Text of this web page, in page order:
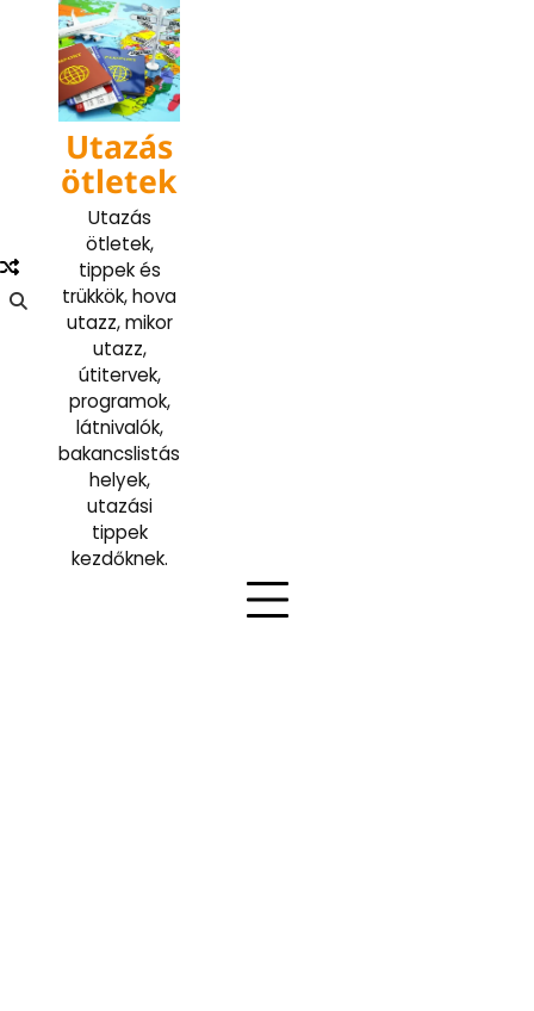
content
Utazás
ötletek
Utazás
ötletek,
tippek és
trükkök, hova
utazz, mikor
utazz,
útitervek,
programok,
látnivalók,
bakancslistás
helyek,
utazási
tippek
kezdőknek.